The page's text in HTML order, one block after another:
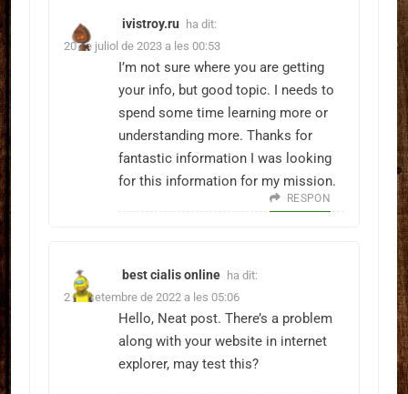
ivistroy.ru ha dit:
20 de juliol de 2023 a les 00:53
I’m not sure where you are getting
your info, but good topic. I needs to
spend some time learning more or
understanding more. Thanks for
fantastic information I was looking
for this information for my mission.
RESPON
best cialis online ha dit:
2 de setembre de 2022 a les 05:06
Hello, Neat post. There’s a problem
along with your website in internet
explorer, may test this?